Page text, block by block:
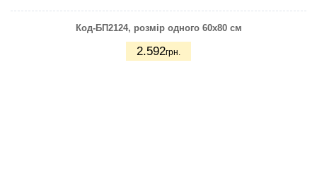
Код-БП2124, розмір одного 60х80 см
2.592грн.